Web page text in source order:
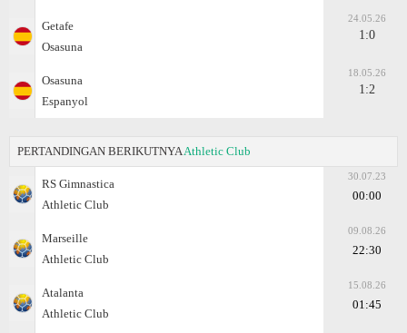
Getafe
Osasuna
24.05.26
1:0
Osasuna
Espanyol
18.05.26
1:2
PERTANDINGAN BERIKUTNYA Athletic Club
RS Gimnastica
Athletic Club
30.07.23
00:00
Marseille
Athletic Club
09.08.26
22:30
Atalanta
Athletic Club
15.08.26
01:45